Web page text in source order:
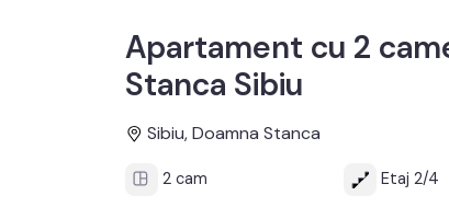
Apartament cu 2
Stanca Sibiu
Sibiu, Doamna Stanca
2 cam Etaj 2/4